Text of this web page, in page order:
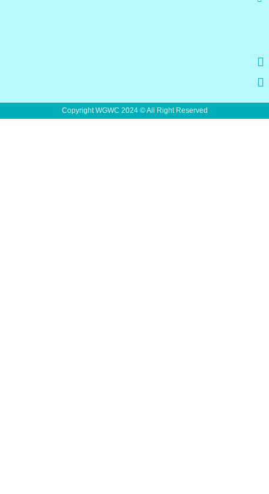
Copyright WGWC 2024 © All Right Reserved